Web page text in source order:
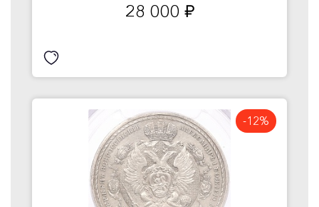
28 000 руб.
-12%